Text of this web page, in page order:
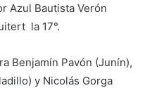
Azul Bautista Verón
la 17°.
Benjamín Pavón (Junín),
y Nicolás Gorga